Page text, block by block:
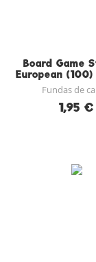
Board Game
European (100)
92mm
Fundas de
1,95 €